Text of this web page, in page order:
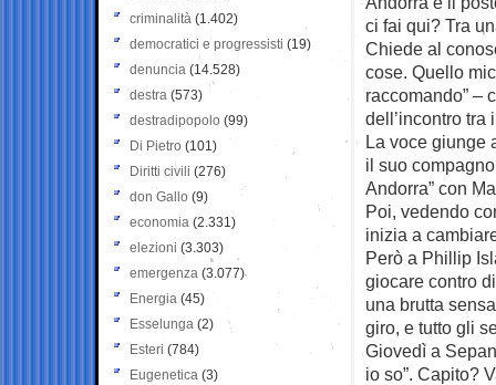
ci fai qui? Tra
Chiede al
cose. Quello
raccomando” –
dell’incontro tra
La voce giunge
il suo
Andorra” con
Poi, vedendo
inizia a
Però a Phillip
giocare contro
una brutta
giro, e tutto gli
Giovedì a
io so”. Capito?
criminalità (1.402)
democratici e progressisti (19)
denuncia (14.528)
destra (573)
destradipopolo (99)
Di Pietro (101)
Diritti civili (276)
don Gallo (9)
economia (2.331)
elezioni (3.303)
emergenza (3.077)
Energia (45)
Esselunga (2)
Esteri (784)
Eugenetica (3)